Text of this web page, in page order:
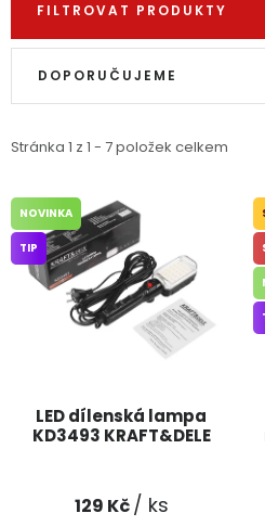
Fotovoltaika
Výprodej
Jaký je aktuální stav mé
Velkoobchodní spolupráce
Doprava a platba Váš
FILTROVAT PRODUKTY
Výpis produktů
Stránka 1 z 1 - 7položek celkem
Řazení produktů
DOPORUČUJEME
LED dílenská lampa
KD3493 KRAFT&DELE
NOVINKA
TIP
129 Kč/ ks